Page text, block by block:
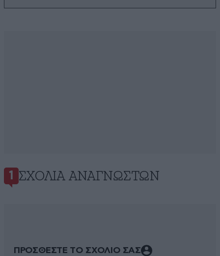
1 ΣΧΌΛΙΑ ΑΝΑΓΝΩΣΤΏΝ
ΠΡΟΣΘΕΣΤΕ ΤΟ ΣΧΟΛΙΟ ΣΑΣ